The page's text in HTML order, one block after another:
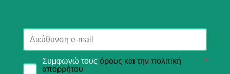
Συμφωνώ τους όρους και την πολιτική
απορρήτου
*